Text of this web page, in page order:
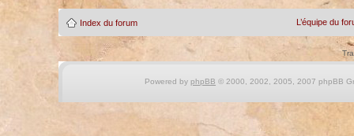
Index du forum L’équipe du
Powered by phpBB © 2000, 2002, 2005, 2007 phpBB